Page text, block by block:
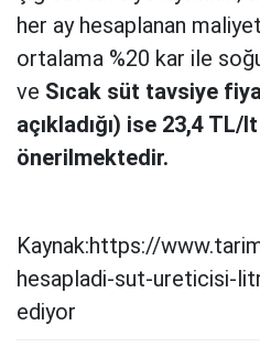
her ay hesaplanan
ortalama %20 kar ile
ve Sıcak süt tavsiye
açıkladığı) ise 23,4 TL/
önerilmektedir.
Kaynak:https://
hesapladi-sut-ureticisi-
ediyor